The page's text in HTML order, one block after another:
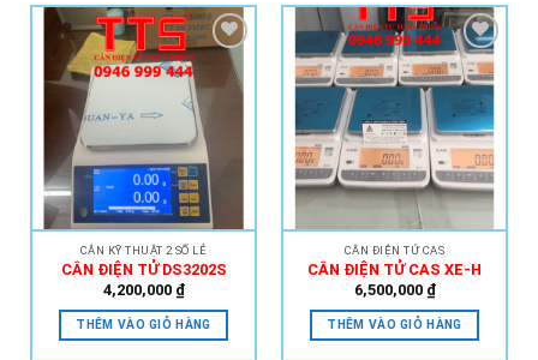
Add to
Wishlist
CÂN KỸ THUẬT 2 SỐ LẺ
CÂN ĐIỆN TỬ DS3202S
4,200,000 ₫
THÊM VÀO GIỎ HÀNG
Add to
Wishlist
CÂN ĐIỆN TỬ CAS
CÂN ĐIỆN TỬ CAS XE-H
6,500,000 ₫
THÊM VÀO GIỎ HÀNG